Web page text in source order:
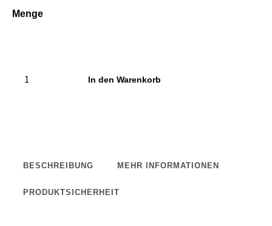
Menge
In den Warenkorb
BESCHREIBUNG MEHR INFORMATIONEN
PRODUKTSICHERHEIT